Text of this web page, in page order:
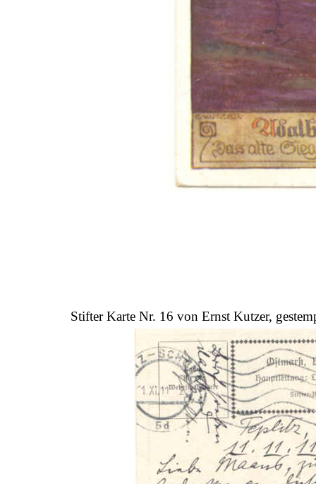
Stifter Karte Nr. 16 von Ernst Kutzer,